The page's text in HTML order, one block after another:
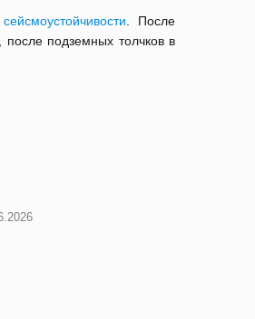
. После
подземных толчков в